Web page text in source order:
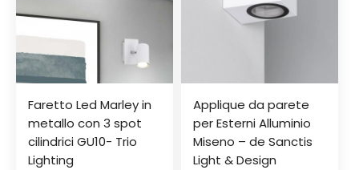
Faretto Led Marley in
metallo con 3 spot
cilindrici GU10- Trio
Lighting
Applique da parete
per Esterni Alluminio
Miseno – de Sanctis
Light & Design